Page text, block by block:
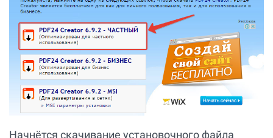
Начнётся скачивание установочного файла